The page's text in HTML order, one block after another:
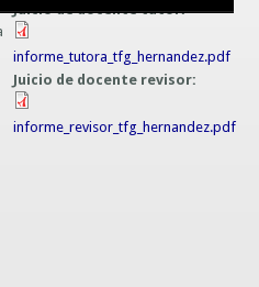
Juicio de docente tutor:
informe_tutora_tfg_hernandez.pdf
Juicio de docente revisor:
informe_revisor_tfg_hernandez.pdf